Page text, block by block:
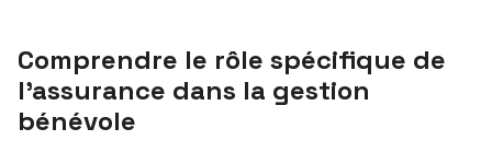
Comprendre le rôle spécifique de
l’assurance dans la gestion
bénévole